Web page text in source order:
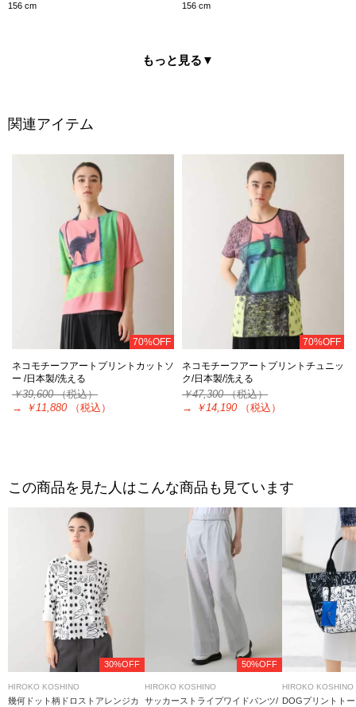
156 cm
156 cm
もっと見る ▼
関連アイテム
70%OFF
ネコモチーフアートプリントカットソ
ー /日本製/洗える
￥39,600（税込）
→
￥11,880 （税込）
70%OFF
ネコモチーフアートプリントチュニッ
ク/日本製/洗える
￥47,300（税込）
→
￥14,190 （税込）
この商品を見た人はこんな商品も見ています
30%OFF
HIROKO KOSHINO
幾何ドット柄ドロストアレンジカ
50%OFF
HIROKO KOSHINO
サッカーストライプワイドパンツ/
HIROKO KOSHINO
DOGプリントト